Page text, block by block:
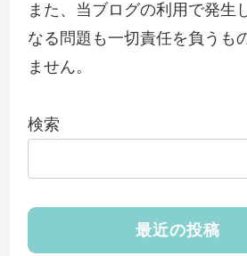
また、当ブログの利用で発生
なる問題も一切責任を負うも
ません。
検索
最近の投稿